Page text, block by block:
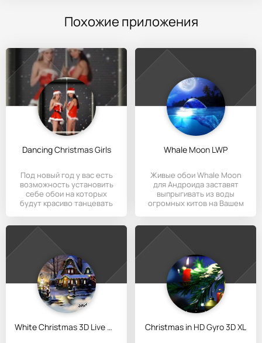
Похожие приложения
Dancing Christmas Girls
Под новый год у вас есть
возможность установить
себе обои на которых
будут красиво танцевать
Whale Moon LWP
Живые обои Whale Moon
для Андроида заставят
выпрыгивать из воды
огромных китов на Вашем
White Christmas 3D Live Wall Christmas in HD Gyro 3D XL